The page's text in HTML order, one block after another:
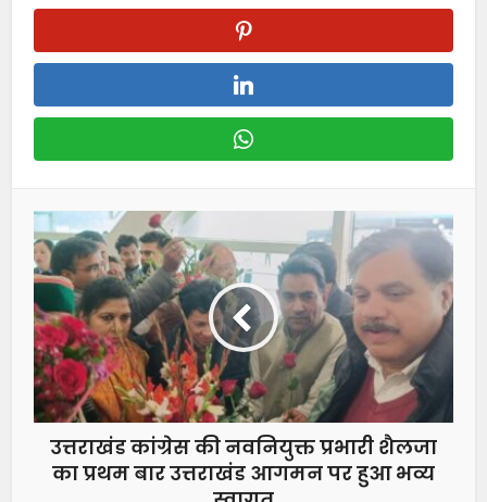
उत्तराखंड कांग्रेस की नवनियुक्त प्रभारी शैलजा
का प्रथम बार उत्तराखंड आगमन पर हुआ भव्य